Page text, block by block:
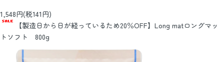
1,548円(税141円)
【製造日から日が経っているため20％OFF】Long matロングマッ
トソフト 800g